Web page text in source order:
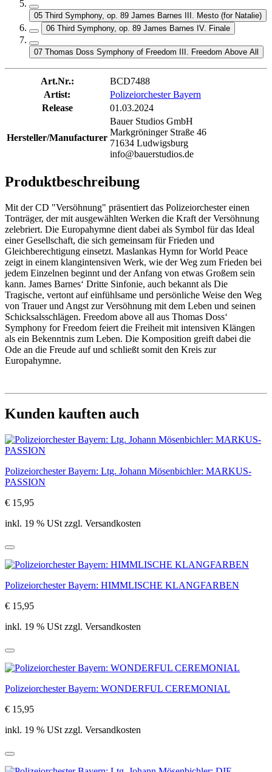
05 Third Symphony, op. 89 James Barnes III. Mesto (for Natalie)
06 Third Symphony, op. 89 James Barnes IV. Finale
07 Thomas Doss Symphony of Freedom III. Freedom Above All
Art.Nr.:
BCD7488
Artist:
Polizeiorchester Bayern
Release
01.03.2024
Hersteller/Manufacturer
Bauer Studios GmbH
Markgröninger Straße 46
71634 Ludwigsburg
info@bauerstudios.de
Produktbeschreibung
Mit der CD "Versöhnung" präsentiert das Polizeiorchester einen
Tonträger, der mit ausgewählten Werken die Kraft der Versöhnung
zelebriert. Die Europahymne dient dabei als Symbol für das Ideal
einer Gesellschaft, die sich gemeinsam für Frieden und
Gleichberechtigung einsetzt. Maslankas Hymn for World Peace
zeigt in einem klangintensiven Werk, wie der Weg zum Frieden bei
jedem Einzelnen beginnt und der Anfang von etwas Großem sein
kann. James Barnes‘ Dritte Sinfonie, auch bekannt als Die
Tragische, vertont auf einfühlsame und persönliche Weise den Weg
von Trauer und Angst zur Versöhnung mit dem Leben und seinen
Schicksalsschlägen. Freedom above all aus Thomas Doss‘
Symphony for Freedom feiert die Freiheit mit intensiven Klängen
als ein Bekenntnis zum Leben. Die Komposition greift dabei die
Ode an die Freude auf und schließt somit den Kreis zur
Europahymne.
Kunden kauften auch
Polizeiorchester Bayern: Ltg. Johann Mösenbichler: MARKUS-
PASSION
€ 15,95
inkl. 19 % USt zzgl. Versandkosten
Polizeiorchester Bayern: HIMMLISCHE KLANGFARBEN
€ 15,95
inkl. 19 % USt zzgl. Versandkosten
Polizeiorchester Bayern: WONDERFUL CEREMONIAL
€ 15,95
inkl. 19 % USt zzgl. Versandkosten